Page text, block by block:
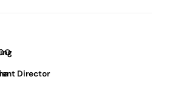
Director